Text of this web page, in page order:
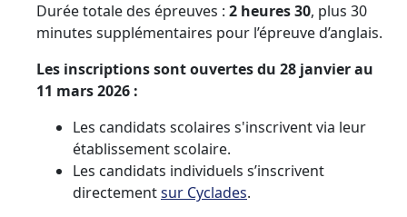
Durée totale des épreuves : 2 heures 30, plus 30
minutes supplémentaires pour l’épreuve d’anglais.
Les inscriptions sont ouvertes du 28 janvier au
11 mars 2026 :
Les candidats scolaires s'inscrivent via leur
établissement scolaire.
Les candidats individuels s’inscrivent
directementsur Cyclades.